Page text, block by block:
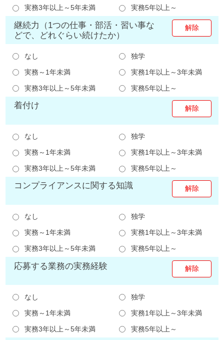
実務3年以上～5年未満
実務5年以上～
継続力（1つの仕事・部活・習い事な
どで、どれぐらい続けたか）
なし
独学
実務～1年未満
実務1年以上～3年未満
実務3年以上～5年未満
実務5年以上～
着付け
なし
独学
実務～1年未満
実務1年以上～3年未満
実務3年以上～5年未満
実務5年以上～
コンプライアンスに関する知識
なし
独学
実務～1年未満
実務1年以上～3年未満
実務3年以上～5年未満
実務5年以上～
応募する業務の実務経験
なし
独学
実務～1年未満
実務1年以上～3年未満
実務3年以上～5年未満
実務5年以上～